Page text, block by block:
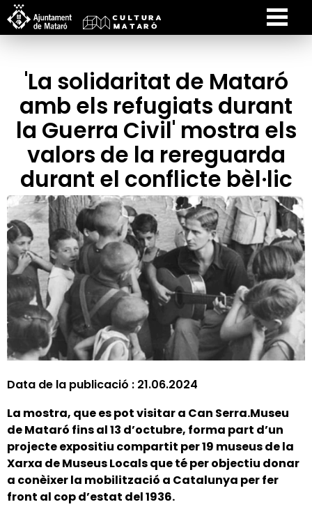
'La solidaritat de Mataró
amb els refugiats durant
la Guerra Civil' mostra els
valors de la rereguarda
durant el conflicte bèl·lic
Data de la publicació : 21.06.2024
La mostra, que es pot visitar a Can Serra.Museu
de Mataró fins al 13 d’octubre, forma part d’un
projecte expositiu compartit per 19 museus de la
Xarxa de Museus Locals que té per objectiu donar
a conèixer la mobilització a Catalunya per fer
front al cop d’estat del 1936.